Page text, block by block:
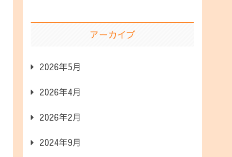
アーカイブ
2026年5月
2026年4月
2026年2月
2024年9月